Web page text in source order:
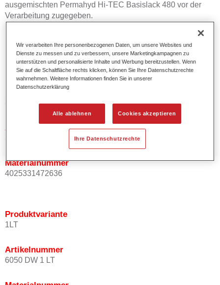
ausgemischten Permahyd Hi-TEC Basislack 480 vor der
Verarbeitung zugegeben.
Produktmerkmale
Ermöglicht eine sichere Verarbeitung bei höherer
relativer Luftfeuchtigkeit über 30%.
Produktvariante
3.5LT
Artikelnummer
37360504
Materialnummer
4025331472636
Produktvariante
1LT
Artikelnummer
6050 DW 1 LT
Wir verarbeiten Ihre personenbezogenen Daten, um unsere Websites und
Dienste zu messen und zu verbessern, unsere Marketingkampagnen zu
unterstützen und personalisierte Inhalte und Werbung bereitzustellen. Wenn
Sie auf die Schaltfläche rechts klicken, können Sie Ihre Datenschutzrechte
wahrnehmen. Weitere Informationen finden Sie in unserer
Datenschutzerklärung
Alle ablehnen Cookies akzeptieren
Ihre Datenschutzrechte